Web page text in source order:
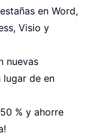
en Word,
Visio y
nuevas
lugar de en
% y ahorre